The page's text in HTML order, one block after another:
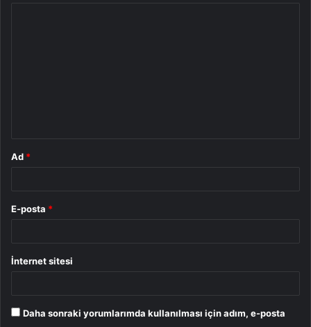
Ad *
E-posta *
İnternet sitesi
Daha sonraki yorumlarımda kullanılması için adım, e-posta